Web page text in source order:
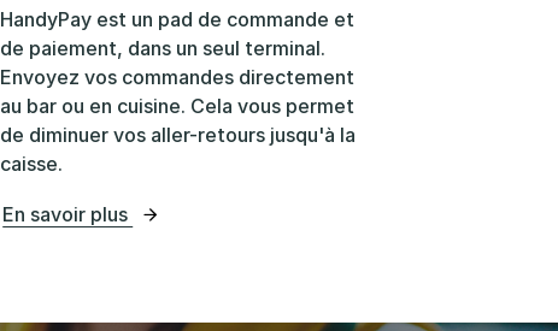
HandyPay est un pad de commande et
de paiement, dans un seul terminal.
Envoyez vos commandes directement
au bar ou en cuisine. Cela vous permet
de diminuer vos aller-retours jusqu'à la
caisse.
En savoir plus